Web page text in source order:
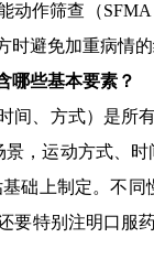
动作筛查（
时避免加重病情
哪些基本要素？
间、方式）是所
，运动方式、
础上制定。不
要特别注明口服